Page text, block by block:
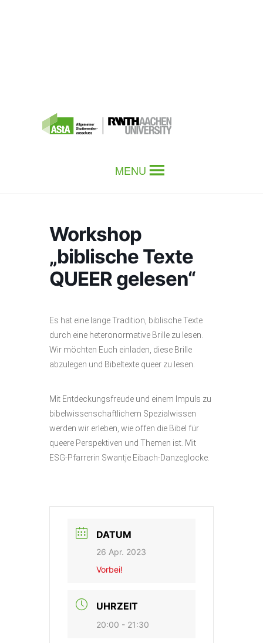
MENU
Workshop
„biblische Texte
QUEER gelesen“
Es hat eine lange Tradition, biblische Texte
durch eine heteronormative Brille zu lesen.
Wir möchten Euch einladen, diese Brille
abzulegen und Bibeltexte queer zu lesen.
Mit Entdeckungsfreude und einem Impuls zu
bibelwissenschaftlichem Spezialwissen
werden wir erleben, wie offen die Bibel für
queere Perspektiven und Themen ist. Mit
ESG-Pfarrerin Swantje Eibach-Danzeglocke.
DATUM
26 Apr. 2023
Vorbei!
UHRZEIT
20:00 - 21:30